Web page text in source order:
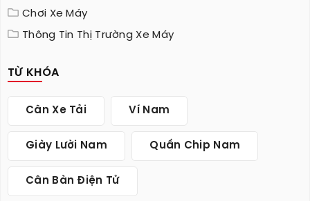
Chơi Xe Máy
Thông Tin Thị Trường Xe Máy
TỪ KHÓA
Cân Xe Tải Ví Nam
Giày Lười Nam Quần Chip Nam
Cân Bàn Điện Tử